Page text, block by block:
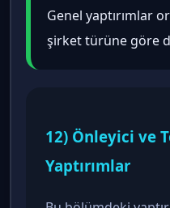
Genel yaptırımlar
şirket türüne göre
12) Önleyici ve
Yaptırımlar